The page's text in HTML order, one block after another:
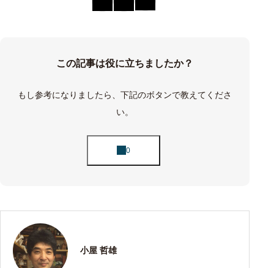
この記事は役に立ちましたか？
もし参考になりましたら、下記のボタンで教えてくださ
い。
小屋 哲雄